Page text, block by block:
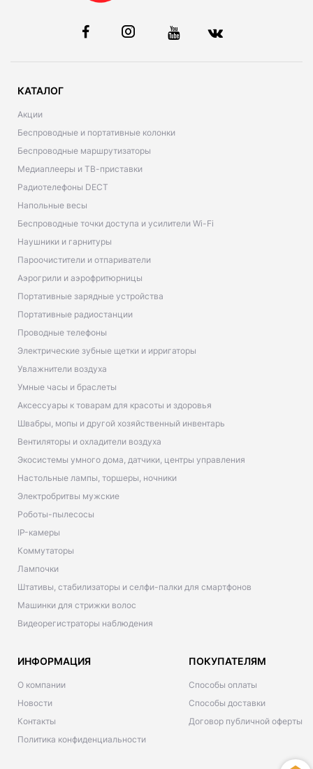
КАТАЛОГ
Акции
Беспроводные и портативные колонки
Беспроводные маршрутизаторы
Медиаплееры и ТВ-приставки
Радиотелефоны DECT
Напольные весы
Беспроводные точки доступа и усилители Wi-Fi
Наушники и гарнитуры
Пароочистители и отпариватели
Аэрогрили и аэрофритюрницы
Портативные зарядные устройства
Портативные радиостанции
Проводные телефоны
Электрические зубные щетки и ирригаторы
Увлажнители воздуха
Умные часы и браслеты
Аксессуары к товарам для красоты и здоровья
Швабры, мопы и другой хозяйственный инвентарь
Вентиляторы и охладители воздуха
Экосистемы умного дома, датчики, центры управления
Настольные лампы, торшеры, ночники
Электробритвы мужские
Роботы-пылесосы
IP-камеры
Коммутаторы
Лампочки
Штативы, стабилизаторы и селфи-палки для смартфонов
Машинки для стрижки волос
Видеорегистраторы наблюдения
ИНФОРМАЦИЯ
О компании
Новости
Контакты
Политика конфиденциальности
ПОКУПАТЕЛЯМ
Способы оплаты
Способы доставки
Договор публичной оферты